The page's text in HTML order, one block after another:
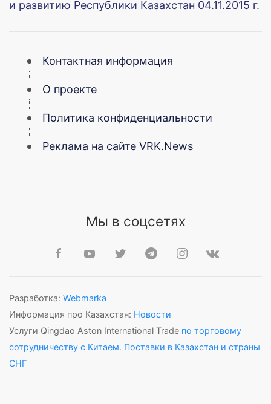
и развитию Республики Казахстан 04.11.2015 г.
Контактная информация
О проекте
Политика конфиденциальности
Реклама на сайте VRK.News
Мы в соцсетях
Разработка: Webmarka
Информация про Казахстан: Новости
Услуги Qingdao Aston International Trade по торговому
сотрудничеству с Китаем. Поставки в Казахстан и страны
СНГ